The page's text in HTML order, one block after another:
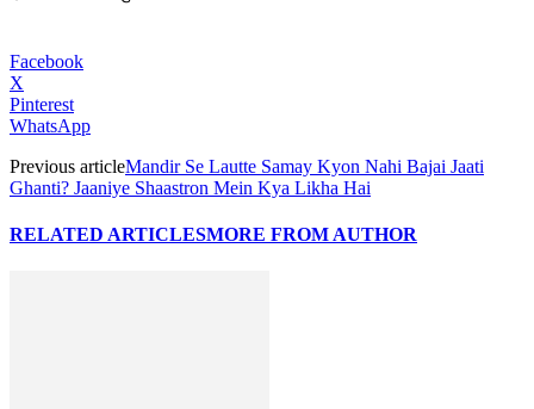
Facebook
X
Pinterest
WhatsApp
Previous articleMandir Se Lautte Samay Kyon Nahi Bajai Jaati
Ghanti? Jaaniye Shaastron Mein Kya Likha Hai
RELATED ARTICLESMORE FROM AUTHOR